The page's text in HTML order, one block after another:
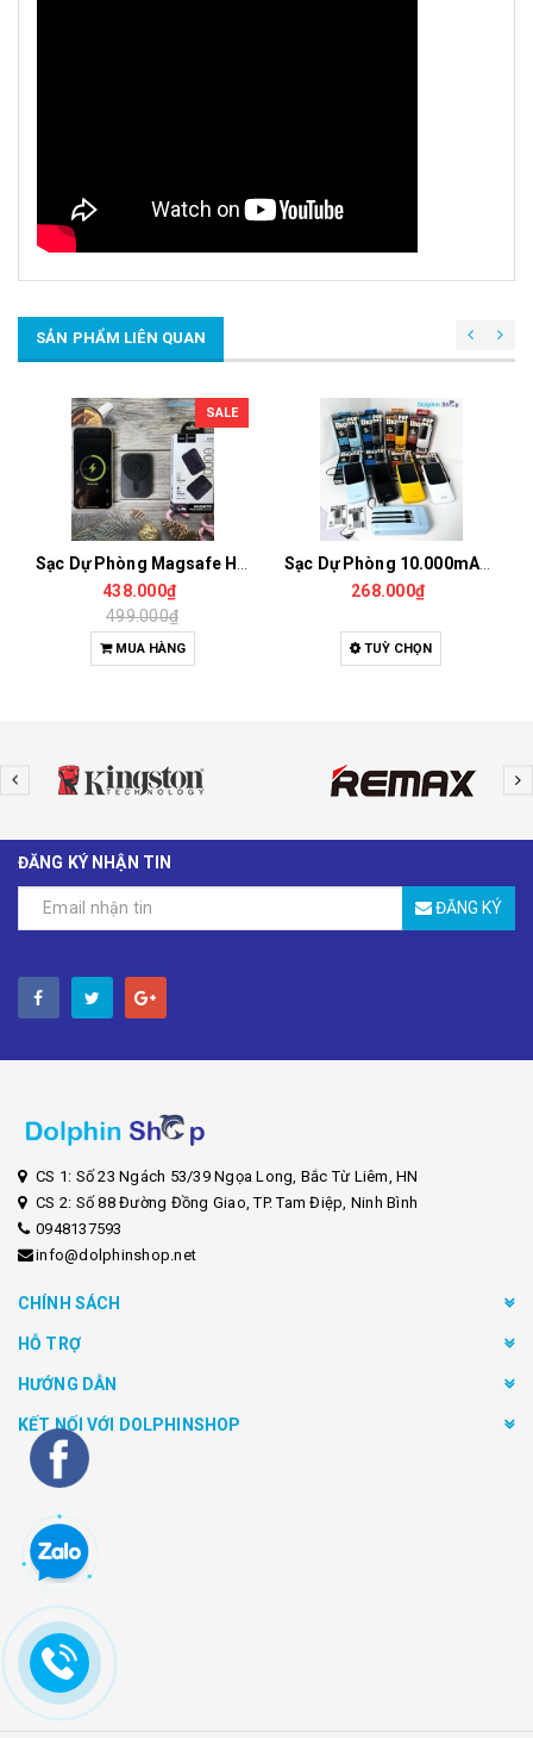
SẢN PHẨM LIÊN QUAN
SALE
438.000₫
499.000₫
MUA HÀNG
Sạc Dự Phòng 10.000mAh / 20.000mAh WP09 / WP10 Đa Năng Có Sẵn 3 Dây Sạc Tích Hợp Đèn Pin
268.000₫
TUỲ CHỌN
ĐĂNG KÝ NHẬN TIN
ĐĂNG KÝ
CS 1: Số 23 Ngách 53/39 Ngọa Long, Bắc Từ Liêm, HN
CS 2: Số 88 Đường Đồng Giao, TP. Tam Điệp, Ninh Bình
0948137593
info@dolphinshop.net
CHÍNH SÁCH
HỖ TRỢ
HƯỚNG DẪN
KẾT NỐI VỚI DOLPHINSHOP